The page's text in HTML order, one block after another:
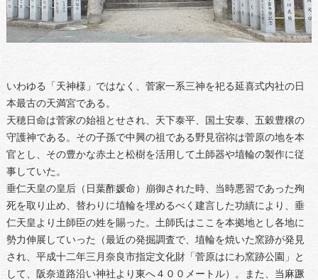
いわゆる「天神様」ではなく、菅家一系三神を祀る延喜式内社の日
本最古の天満宮である。
天穂日命は菅家の始祖とせされ、天下泰平、国土安泰、五穀豊穣の
守護神である。その子孫で中興の祖である野見宿祢は菅原の地を本
官とし、その豊かな赤土と松樹を活用して土師器や埴輪の製作に従
事していた。
垂仁天皇の皇后（日葉酢媛命）崩御された時、当時悪習であった殉
死を取り止め、替わりに埴輪を埋めるべく建言した功績により、垂
仁天皇より土師臣の姓を賜った。土師氏はここを本拠地とし各地に
勢力伸展していった（最近の発掘調査で、埴輪を焼いた窯跡が発見
され、平成十二年三月奈良市指定文化財「菅原はにわ窯跡公園」と
して、阪奈道路沿い神社より東へ４００メートル）。また、当麻蹶